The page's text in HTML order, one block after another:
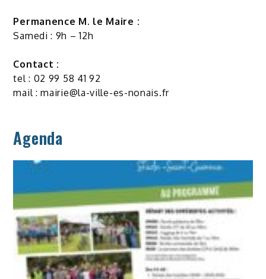
Permanence M. le Maire :
Samedi : 9h – 12h
Contact :
tel : 02 99 58 41 92
mail :mairie@la-ville-es-nonais.fr
Agenda